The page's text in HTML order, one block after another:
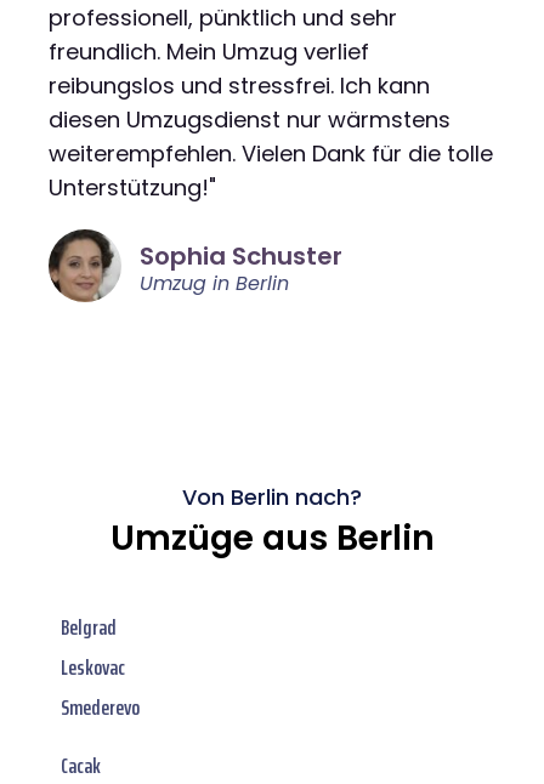
professionell, pünktlich und sehr
freundlich. Mein Umzug verlief
reibungslos und stressfrei. Ich kann
diesen Umzugsdienst nur wärmstens
weiterempfehlen. Vielen Dank für die tolle
Unterstützung!"
Sophia Schuster
Umzug in Berlin
Von Berlin nach?
Umzüge aus Berlin
Belgrad
Leskovac
Smederevo
Cacak